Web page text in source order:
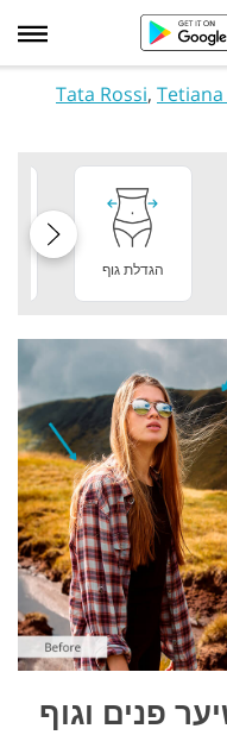
Tata Rossi,
הגדלת גוף
פנים וגוף